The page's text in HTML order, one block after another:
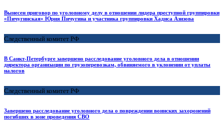
Вынесен приговор по уголовному делу в отношении лидера преступной группировки
«Пичугинская» Юрия Пичугина и участника группировки Хадиса Азизова
Следственный комитет РФ
В Санкт-Петербурге завершено расследование уголовного дела в отношении
директора организации по грузоперевозкам, обвиняемого в уклонении от уплаты
налогов
Следственный комитет РФ
Завершено расследование уголовного дела о повреждении воинских захоронений
погибших в зоне проведения СВО